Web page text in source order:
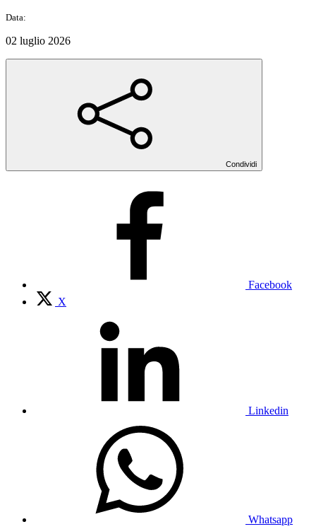
Data:
02 luglio 2026
Condividi
Facebook
X
Linkedin
Whatsapp